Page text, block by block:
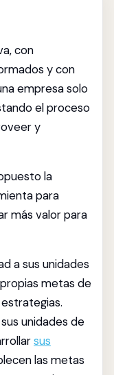
con
y con
empresa solo
el proceso
y
la
para
más valor para
a sus unidades
metas de
unidades de
sus
las metas